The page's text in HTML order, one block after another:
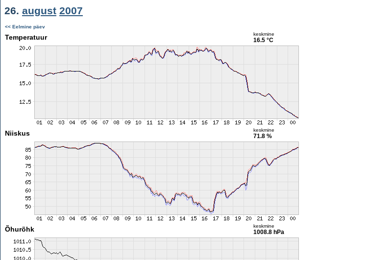
26. august 2007
<< Eelmine päev
Temperatuur keskmine
16.5 °C
Niiskus keskmine
71.8 %
Õhurõhk keskmine
1008.8 hPa